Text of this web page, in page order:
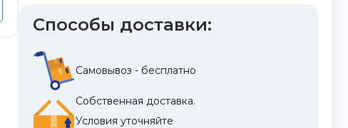
Способы доставки:
Самовывоз - бесплатно
Собственная доставка.
Условия уточняйте